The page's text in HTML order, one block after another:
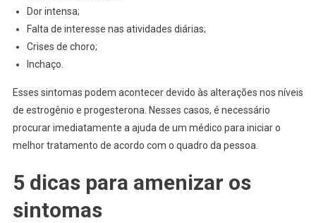
Dor intensa;
Falta de interesse nas atividades diárias;
Crises de choro;
Inchaço.
Esses sintomas podem acontecer devido às alterações nos níveis
de estrogênio e progesterona. Nesses casos, é necessário
procurar imediatamente a ajuda de um médico para iniciar o
melhor tratamento de acordo com o quadro da pessoa.
5 dicas para amenizar os
sintomas